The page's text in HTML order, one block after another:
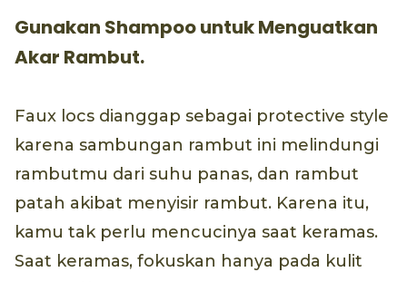
Gunakan Shampoo untuk Menguatkan
Akar Rambut.
Faux locs dianggap sebagai protective style
karena sambungan rambut ini melindungi
rambutmu dari suhu panas, dan rambut
patah akibat menyisir rambut. Karena itu,
kamu tak perlu mencucinya saat keramas.
Saat keramas, fokuskan hanya pada kulit